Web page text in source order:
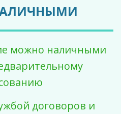
можно наличными
договоров и